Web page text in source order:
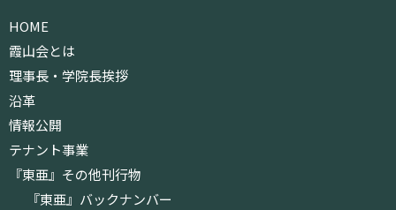
HOME
霞山会とは
理事長・学院長挨拶
沿革
情報公開
テナント事業
『東亜』その他刊行物
『東亜』バックナンバー